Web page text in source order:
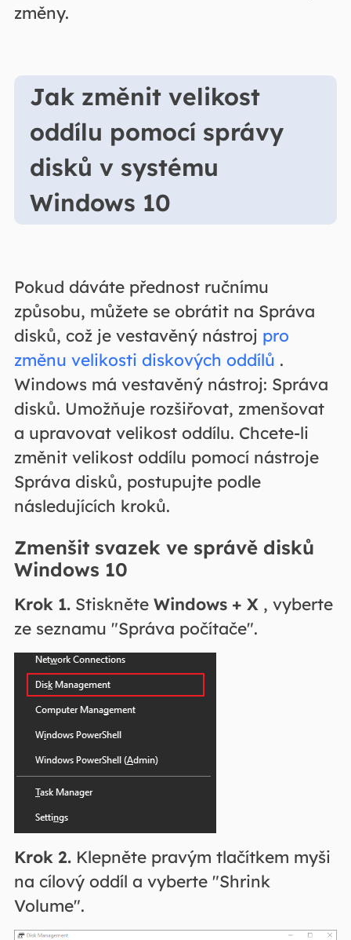
změny.
Jak změnit velikost
oddílu pomocí správy
disků v systému
Windows 10
Pokud dáváte přednost ručnímu
způsobu, můžete se obrátit na Správa
disků, což je vestavěný nástroj pro
změnu velikosti diskových oddílů .
Windows má vestavěný nástroj: Správa
disků. Umožňuje rozšiřovat, zmenšovat
a upravovat velikost oddílu. Chcete-li
změnit velikost oddílu pomocí nástroje
Správa disků, postupujte podle
následujících kroků.
Zmenšit svazek ve správě disků
Windows 10
Krok 1.Stiskněte Windows + X , vyberte
ze seznamu "Správa počítače".
Krok 2.Klepněte pravým tlačítkem myši
na cílový oddíl a vyberte "Shrink
Volume".